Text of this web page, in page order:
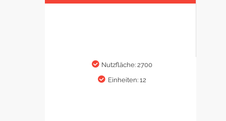
Nutzfläche: 2700
Einheiten: 12